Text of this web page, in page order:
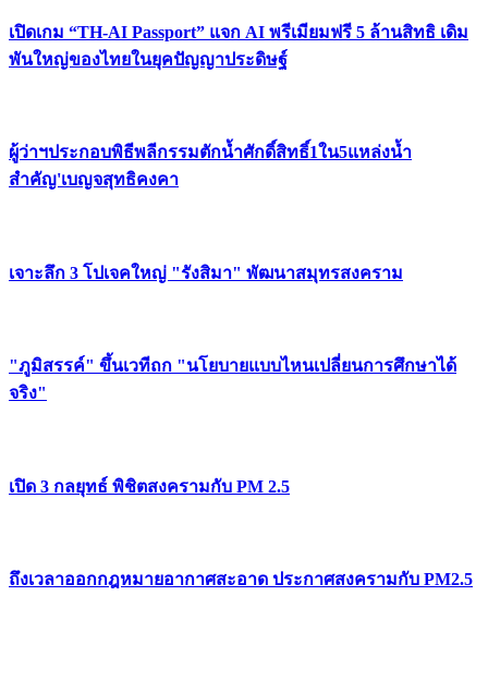
เปิดเกม “TH-AI Passport” แจก AI พรีเมียมฟรี 5 ล้านสิทธิ เดิม
พันใหญ่ของไทยในยุคปัญญาประดิษฐ์
ผู้ว่าฯประกอบพิธีพลีกรรมตักน้ำศักดิ์สิทธิ์1ใน5แหล่งน้ำ
สำคัญ'เบญจสุทธิคงคา
เจาะลึก 3 โปเจคใหญ่ "รังสิมา" พัฒนาสมุทรสงคราม
"ภูมิสรรค์" ขึ้นเวทีถก "นโยบายแบบไหนเปลี่ยนการศึกษาได้
จริง"
เปิด 3 กลยุทธ์ พิชิตสงครามกับ PM 2.5
ถึงเวลาออกกฎหมายอากาศสะอาด ประกาศสงครามกับ PM2.5